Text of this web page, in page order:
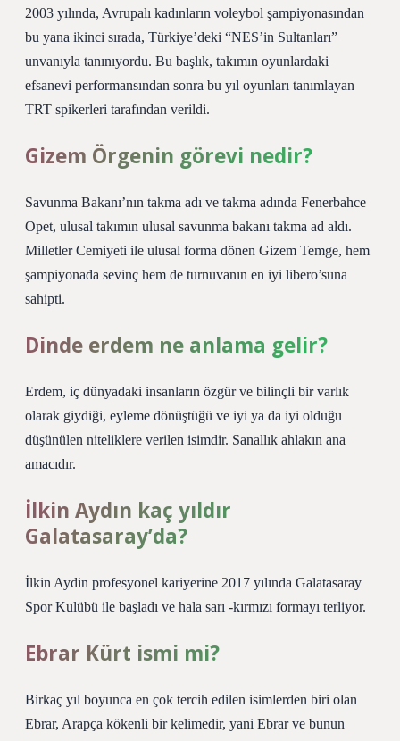
2003 yılında, Avrupalı ​​kadınların voleybol şampiyonasından
bu yana ikinci sırada, Türkiye’deki “NES’in Sultanları”
unvanıyla tanınıyordu. Bu başlık, takımın oyunlardaki
efsanevi performansından sonra bu yıl oyunları tanımlayan
TRT spikerleri tarafından verildi.
Gizem Örgenin görevi nedir?
Savunma Bakanı’nın takma adı ve takma adında Fenerbahce
Opet, ulusal takımın ulusal savunma bakanı takma ad aldı.
Milletler Cemiyeti ile ulusal forma dönen Gizem Temge, hem
şampiyonada sevinç hem de turnuvanın en iyi libero’suna
sahipti.
Dinde erdem ne anlama gelir?
Erdem, iç dünyadaki insanların özgür ve bilinçli bir varlık
olarak giydiği, eyleme dönüştüğü ve iyi ya da iyi olduğu
düşünülen niteliklere verilen isimdir. Sanallık ahlakın ana
amacıdır.
İlkin Aydın kaç yıldır
Galatasaray’da?
İlkin Aydin profesyonel kariyerine 2017 yılında Galatasaray
Spor Kulübü ile başladı ve hala sarı -kırmızı formayı terliyor.
Ebrar Kürt ismi mi?
Birkaç yıl boyunca en çok tercih edilen isimlerden biri olan
Ebrar, Arapça kökenli bir kelimedir, yani Ebrar ve bunun